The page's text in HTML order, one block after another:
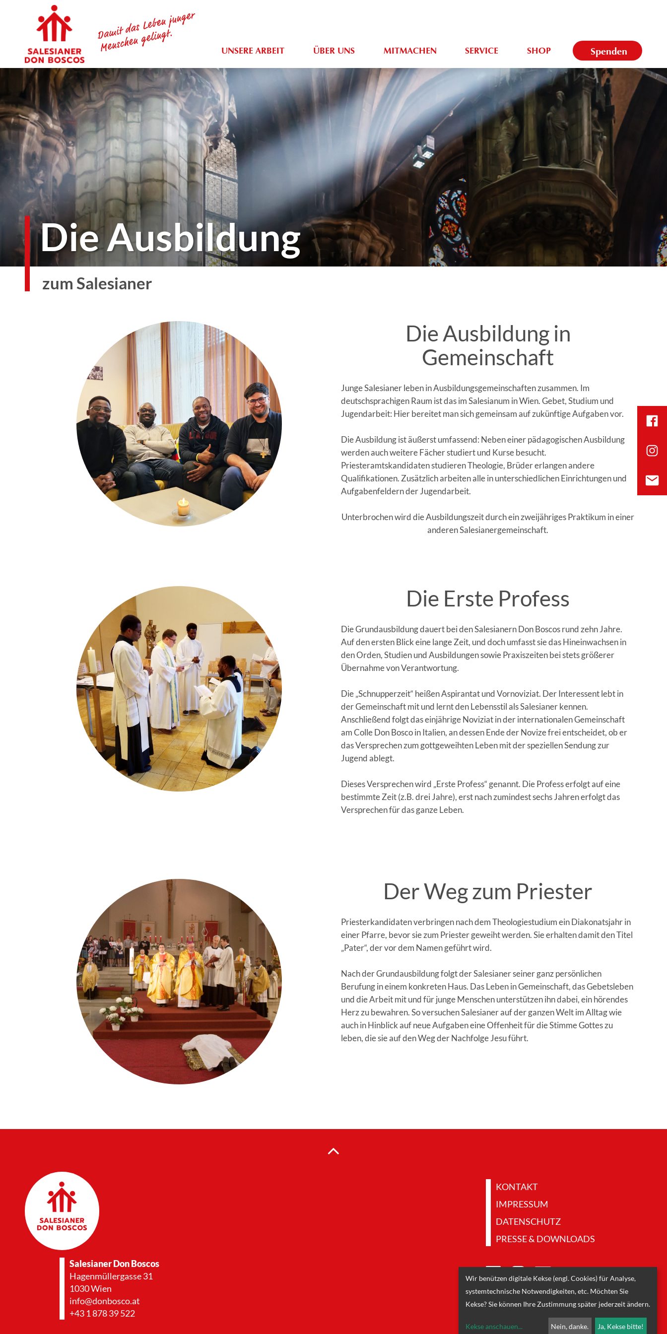
UNSERE ARBEIT ÜBER UNS MITMACHEN SERVICE SHOP Spenden
Die Ausbildung
zum Salesianer
Die Ausbildung in
Gemeinschaft
Junge Salesianer leben in Ausbildungsgemeinschaften zusammen. Im
deutschsprachigen Raum ist das im Salesianum in Wien. Gebet, Studium und
Jugendarbeit: Hier bereitet man sich gemeinsam auf zukünftige Aufgaben vor.
Die Ausbildung ist äußerst umfassend: Neben einer pädagogischen Ausbildung
werden auch weitere Fächer studiert und Kurse besucht.
Priesteramtskandidaten studieren Theologie, Brüder erlangen andere
Qualifikationen. Zusätzlich arbeiten alle in unterschiedlichen Einrichtungen und
Aufgabenfeldern der Jugendarbeit.
Unterbrochen wird die Ausbildungszeit durch ein zweijähriges Praktikum in einer
anderen Salesianergemeinschaft.
Die Erste Profess
Die Grundausbildung dauert bei den Salesianern Don Boscos rund zehn Jahre.
Auf den ersten Blick eine lange Zeit, und doch umfasst sie das Hineinwachsen in
den Orden, Studien und Ausbildungen sowie Praxiszeiten bei stets größerer
Übernahme von Verantwortung.
Die „Schnupperzeit“ heißen Aspirantat und Vornoviziat. Der Interessent lebt in
der Gemeinschaft mit und lernt den Lebensstil als Salesianer kennen.
Anschließend folgt das einjährige Noviziat in der internationalen Gemeinschaft
am Colle Don Bosco in Italien, an dessen Ende der Novize frei entscheidet, ob er
das Versprechen zum gottgeweihten Leben mit der speziellen Sendung zur
Jugend ablegt.
Dieses Versprechen wird „Erste Profess“ genannt. Die Profess erfolgt auf eine
bestimmte Zeit (z.B. drei Jahre), erst nach zumindest sechs Jahren erfolgt das
Versprechen für das ganze Leben.
Der Weg zum Priester
Priesterkandidaten verbringen nach dem Theologiestudium ein Diakonatsjahr in
einer Pfarre, bevor sie zum Priester geweiht werden. Sie erhalten damit den Titel
„Pater“, der vor dem Namen geführt wird.
Nach der Grundausbildung folgt der Salesianer seiner ganz persönlichen
Berufung in einem konkreten Haus. Das Leben in Gemeinschaft, das Gebetsleben
und die Arbeit mit und für junge Menschen unterstützen ihn dabei, ein hörendes
Herz zu bewahren. So versuchen Salesianer auf der ganzen Welt im Alltag wie
auch in Hinblick auf neue Aufgaben eine Offenheit für die Stimme Gottes zu
leben, die sie auf den Weg der Nachfolge Jesu führt.
Salesianer Don Boscos
Hagenmüllergasse 31
1030 Wien
info@donbosco.at
+43 1 878 39 522
KONTAKT
IMPRESSUM
DATENSCHUTZ
PRESSE & DOWNLOADS
Wir benützen digitale Kekse (engl. Cookies) für Analyse,
systemtechnische Notwendigkeiten, etc. Möchten Sie
Kekse? Sie können Ihre Zustimmung später jederzeit ändern.
Kekse anschauen... Nein, danke. Ja, Kekse bitte!